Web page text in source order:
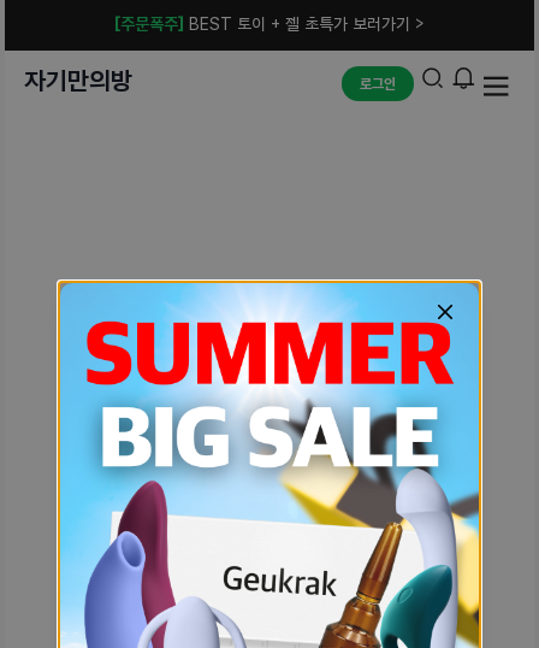
[주문폭주] BEST 토이 + 젤 초특가 보러가기 >
자기만의방 로그인
예상치 못한 에러입니다.